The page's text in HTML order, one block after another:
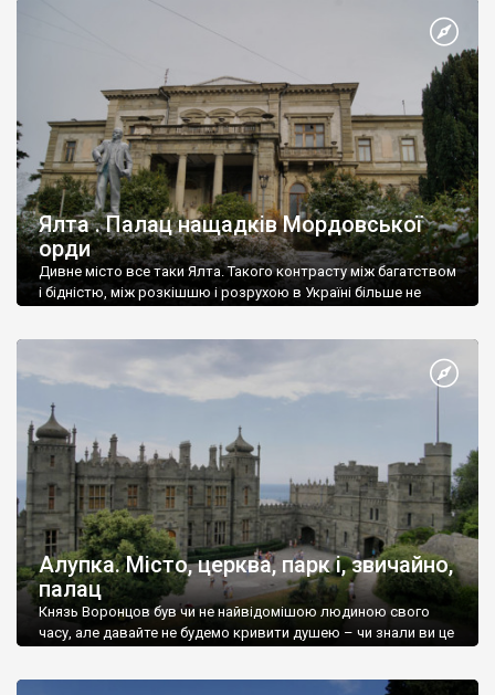
Ялта . Палац нащадків Мордовської
орди
Дивне місто все таки Ялта. Такого контрасту між багатством
і бідністю, між розкішшю і розрухою в Україні більше не
Алупка. Місто, церква, парк і, звичайно,
палац
Князь Воронцов був чи не найвідомішою людиною свого
часу, але давайте не будемо кривити душею – чи знали ви це